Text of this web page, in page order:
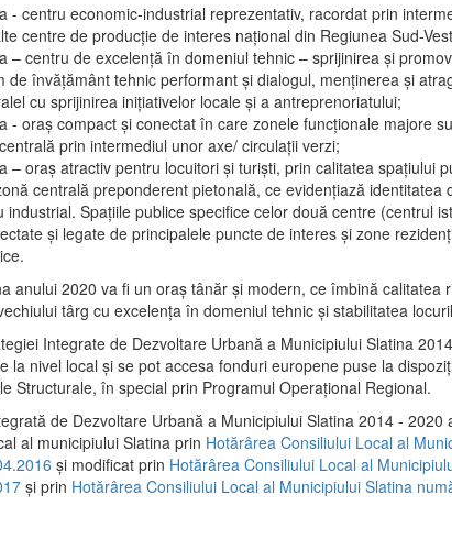
- centru economic-industrial reprezentativ, racordat prin
centre de producţie de interes naţional din Regiunea Sud-
– centru de excelenţă în domeniul tehnic – sprijinirea şi
de învăţământ tehnic performant şi dialogul, menţinerea şi
cu sprijinirea iniţiativelor locale şi a antreprenoriatului;
- oraş compact şi conectat în care zonele funcţionale majore
prin intermediul unor axe/ circulații verzi;
– oraş atractiv pentru locuitori şi turişti, prin calitatea spaţiului
centrală preponderent pietonală, ce evidenţiază identitatea
industrial. Spaţiile publice specifice celor două centre (centrul
şi legate de principalele puncte de interes şi zone
anului 2020 va fi un oraş tânăr şi modern, ce îmbină calitatea
târg cu excelenţa în domeniul tehnic şi stabilitatea
Integrate de Dezvoltare Urbană a Municipiului Slatina
la nivel local şi se pot accesa fonduri europene puse la
Structurale, în special prin Programul Operațional Regional.
de Dezvoltare Urbană a Municipiului Slatina 2014 - 2020
al municipiului Slatina prin Hotărârea Consiliului Local al
și modificat prin Hotărârea Consiliului Local al
și prin Hotărârea Consiliului Local al Municipiului Slatina